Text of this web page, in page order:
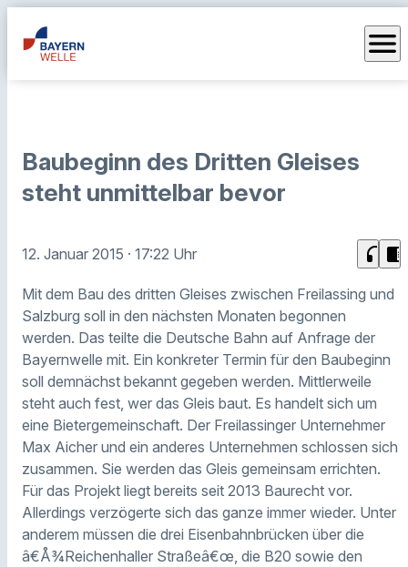
menu
Baubeginn des Dritten Gleises
steht unmittelbar bevor
12. Januar 2015 · 17:22 Uhr headphones chrome_reader_mode
Mit dem Bau des dritten Gleises zwischen Freilassing und
Salzburg soll in den nächsten Monaten begonnen
werden. Das teilte die Deutsche Bahn auf Anfrage der
Bayernwelle mit. Ein konkreter Termin für den Baubeginn
soll demnächst bekannt gegeben werden. Mittlerweile
steht auch fest, wer das Gleis baut. Es handelt sich um
eine Bietergemeinschaft. Der Freilassinger Unternehmer
Max Aicher und ein anderes Unternehmen schlossen sich
zusammen. Sie werden das Gleis gemeinsam errichten.
Für das Projekt liegt bereits seit 2013 Baurecht vor.
Allerdings verzögerte sich das ganze immer wieder. Unter
anderem müssen die drei Eisenbahnbrücken über die
â€Å¾Reichenhaller Straßeâ€œ, die B20 sowie den